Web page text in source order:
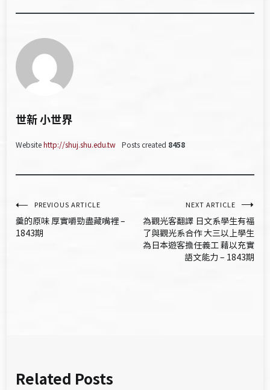
世新 小世界
Websitehttp://shuj.shu.edu.tw Posts created 8458
文
章
PREVIOUS ARTICLE
羹的原味 厚實嚼勁盡藏嘴裡 –
1843期
NEXT ARTICLE
為觀光客翻譯 日文系學生有福
了與觀光系合作 大三以上學生
為日本遊客擔任義工 藉以充實
語文能力 – 1843期
Related Posts